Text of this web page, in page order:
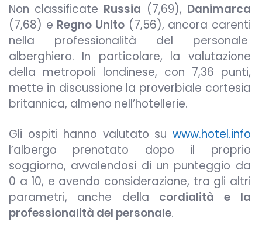
Non classificate Russia (7,69), Danimarca
(7,68) e Regno Unito(7,56), ancora carenti
nella professionalità del personale
alberghiero. In particolare, la valutazione
della metropoli londinese, con 7,36 punti,
mette in discussione la proverbiale cortesia
britannica, almeno nell’hotellerie.
Gli ospiti hanno valutato su www.hotel.info
l’albergo prenotato dopo il proprio
soggiorno, avvalendosi di un punteggio da
0 a 10, e avendo considerazione, tra gli altri
parametri, anche della cordialità
e la
professionalità del personale.